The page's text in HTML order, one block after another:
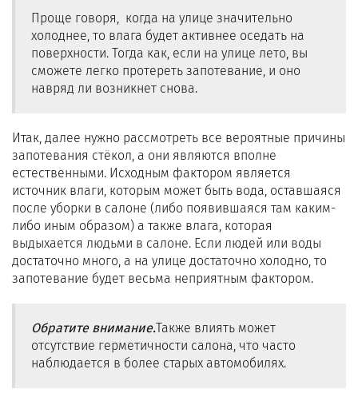
Проще говоря, когда на улице значительно
холоднее, то влага будет активнее оседать на
поверхности. Тогда как, если на улице лето, вы
сможете легко протереть запотевание, и оно
навряд ли возникнет снова.
Итак, далее нужно рассмотреть все вероятные причины
запотевания стёкол, а они являются вполне
естественными. Исходным фактором является
источник влаги, которым может быть вода, оставшаяся
после уборки в салоне (либо появившаяся там каким-
либо иным образом) а также влага, которая
выдыхается людьми в салоне. Если людей или воды
достаточно много, а на улице достаточно холодно, то
запотевание будет весьма неприятным фактором.
Обратите внимание.Также влиять может
отсутствие герметичности салона, что часто
наблюдается в более старых автомобилях.